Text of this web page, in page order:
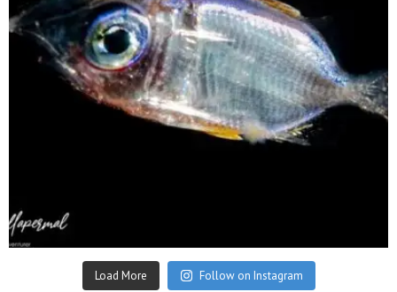
Sep 24
Load More Follow on Instagram